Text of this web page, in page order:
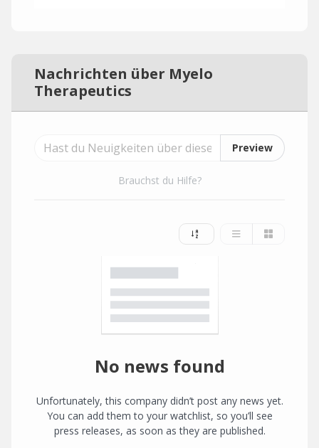
Nachrichten über Myelo
Therapeutics
Preview
Brauchst du Hilfe?
No news found
Unfortunately, this company didn’t post any news yet.
You can add them to your watchlist, so you’ll see
press releases, as soon as they are published.